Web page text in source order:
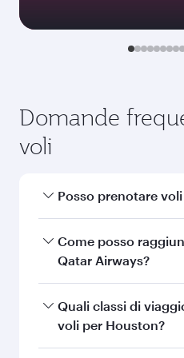
Domande
voli
Posso prenotare
Sì, Qatar Airways
Cerca i voli della nostra
Come posso
Qatar Airways?
Puoi volare
Airways.
Quali classi di
voli per Houston?